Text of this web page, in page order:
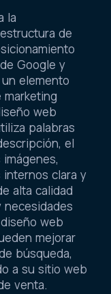
la
de
Google y
elemento
web
palabras
el
clara y
alta calidad
web
mejorar
búsqueda,
a su sitio web
venta.